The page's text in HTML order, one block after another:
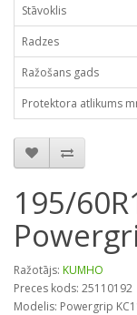
Stāvoklis
Radzes
Ražošans gads
Protektora atlikums
195/
Ražotājs: KUMHO
Preces kods: 25110192
Modelis: Powergrip